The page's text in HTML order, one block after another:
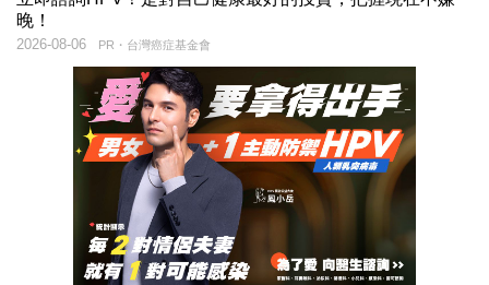
晚！
PR・台灣癌症基金會
2026-08-06